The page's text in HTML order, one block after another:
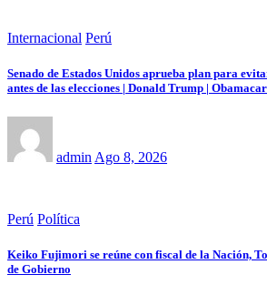
Internacional Perú
Senado de Estados Unidos aprueba plan para
antes de las elecciones | Donald Trump |
admin Ago 8, 2026
Perú Política
Keiko Fujimori se reúne con fiscal de la Nación,
de Gobierno